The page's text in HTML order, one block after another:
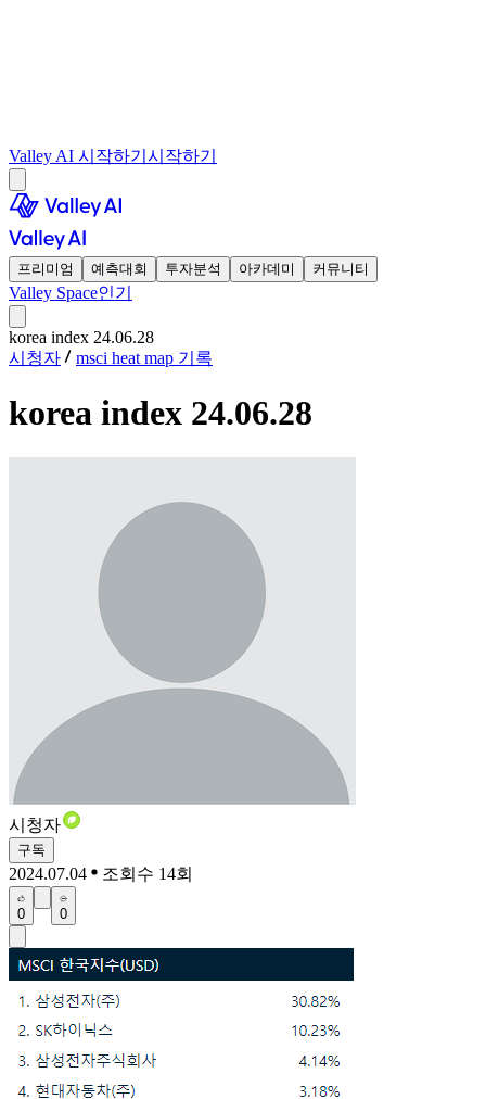
Valley AI 시작하기 시작하기
프리미엄 예측대회 투자분석 아카데미 커뮤니티
Valley Space인기
korea index 24.06.28
시청자
msci heat map 기록
korea index 24.06.28
시청자
구독
2024.07.04 조회수 14회
0 0